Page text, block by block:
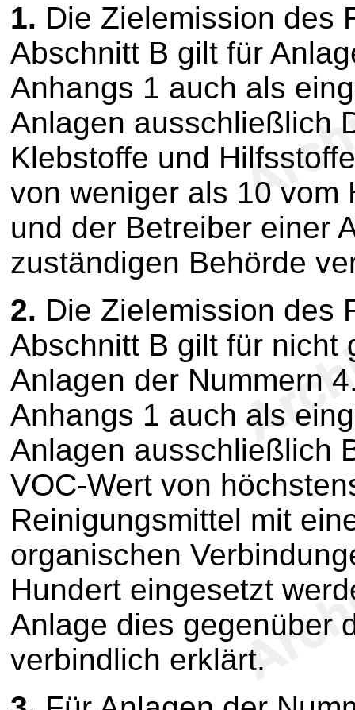
1. Die Zielemission des
Abschnitt B gilt für
Anhangs 1 auch als
Anlagen ausschließlich
Klebstoffe und
von weniger als 10 vom
und der Betreiber einer
zuständigen Behörde
2. Die Zielemission des
Abschnitt B gilt für nicht
Anlagen der Nummern
Anhangs 1 auch als
Anlagen ausschließlich
VOC-Wert von
Reinigungsmittel mit
organischen
Hundert eingesetzt
Anlage dies gegenüber
verbindlich erklärt.